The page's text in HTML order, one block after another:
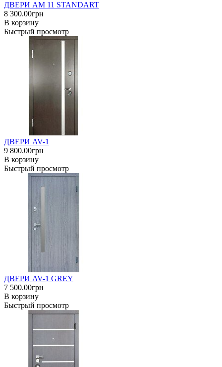
ДВЕРИ AM 11 STANDART
8 300.00грн
В корзину
Быстрый просмотр
ДВЕРИ AV-1
9 800.00грн
В корзину
Быстрый просмотр
ДВЕРИ AV-1 GREY
7 500.00грн
В корзину
Быстрый просмотр